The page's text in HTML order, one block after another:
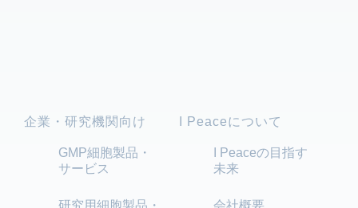
企業・研究機関向け
GMP細胞製品・
サービス
研究用細胞製品・
I Peaceについて
I Peaceの目指す
未来
会社概要